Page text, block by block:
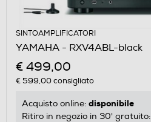
SINTOAMPLIFICATORI
YAMAHA - RXV4ABL-black
€ 499,00
€ 599,00consigliato
Acquisto online: disponibile
Ritiro in negozio in 30' gratuito: